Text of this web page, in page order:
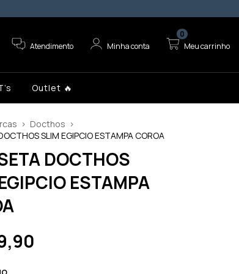
Atendimento Minha conta Meu carrinho
0
Outlet 🔥
> Docthos >
SLIM EGIPCIO ESTAMPA COROA
DOCTHOS
ESTAMPA